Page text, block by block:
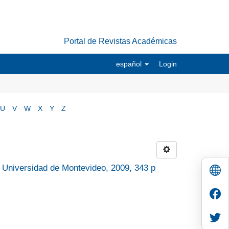
Portal de Revistas Académicas
español Login
U V W X Y Z
de Montevideo, 2009, 343 p